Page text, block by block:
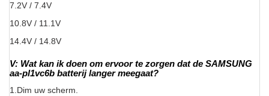
7.2V / 7.4V
10.8V / 11.1V
14.4V / 14.8V
V: Wat kan ik doen om ervoor te zorgen dat de SAMSUNG
aa-pl1vc6b batterij langer meegaat?
1.Dim uw scherm.